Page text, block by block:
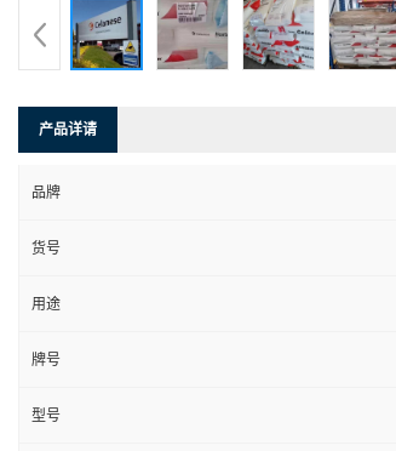
产品详请
品牌
货号
用途
牌号
型号